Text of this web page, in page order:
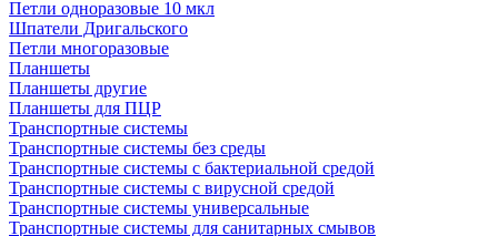
Петли одноразовые 10 мкл
Шпатели Дригальского
Петли многоразовые
Планшеты
Планшеты другие
Планшеты для ПЦР
Транспортные системы
Транспортные системы без среды
Транспортные системы с бактериальной средой
Транспортные системы с вирусной средой
Транспортные системы универсальные
Транспортные системы для санитарных смывов